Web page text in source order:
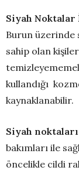
Siyah
Burun üzerinde
sahip olan
kullandığı
kaynaklanabilir.
Siyah
bakımları ile
öncelikle cildi